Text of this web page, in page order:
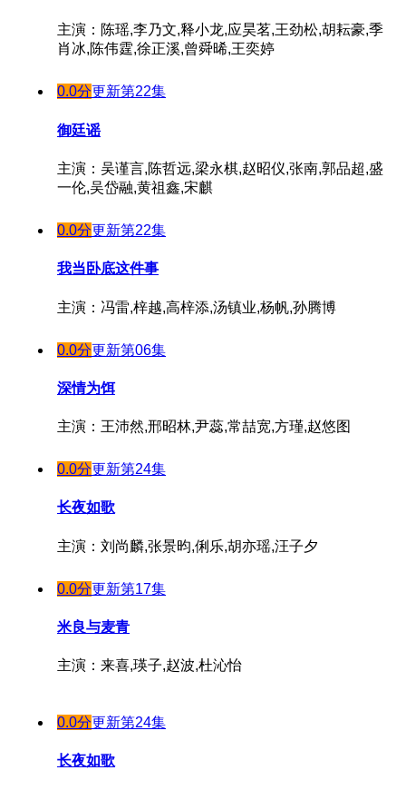
主演：陈瑶,李乃文,释小龙,应昊茗,王劲松,胡耘豪,季
肖冰,陈伟霆,徐正溪,曾舜晞,王奕婷
0.0分更新第22集
御廷谣
主演：吴谨言,陈哲远,梁永棋,赵昭仪,张南,郭品超,盛
一伦,吴岱融,黄祖鑫,宋麒
0.0分更新第22集
我当卧底这件事
主演：冯雷,梓越,高梓添,汤镇业,杨帆,孙腾博
0.0分更新第06集
深情为饵
主演：王沛然,邢昭林,尹蕊,常喆宽,方瑾,赵悠图
0.0分更新第24集
长夜如歌
主演：刘尚麟,张景昀,俐乐,胡亦瑶,汪子夕
0.0分更新第17集
米良与麦青
主演：来喜,瑛子,赵波,杜沁怡
0.0分更新第24集
长夜如歌